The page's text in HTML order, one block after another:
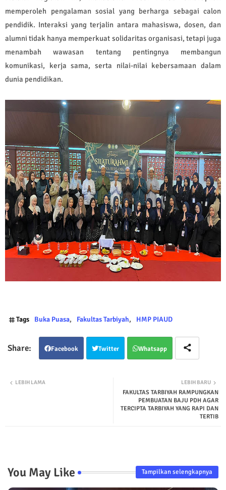
memperoleh pengalaman sosial yang berharga sebagai calon
pendidik. Interaksi yang terjalin antara mahasiswa, dosen, dan
alumni tidak hanya memperkuat solidaritas organisasi, tetapi juga
menambah wawasan tentang pentingnya membangun
komunikasi, kerja sama, serta nilai-nilai kebersamaan dalam
dunia pendidikan.
Tags Buka Puasa Fakultas Tarbiyah HMP PIAUD
Facebook Twitter Whatsapp
LEBIH BARU
FAKULTAS TARBIYAH RAMPUNGKAN
PEMBUATAN BAJU PDH AGAR
TERCIPTA TARBIYAH YANG RAPI DAN
TERTIB
LEBIH LAMA
You May Like Tampilkan selengkapnya